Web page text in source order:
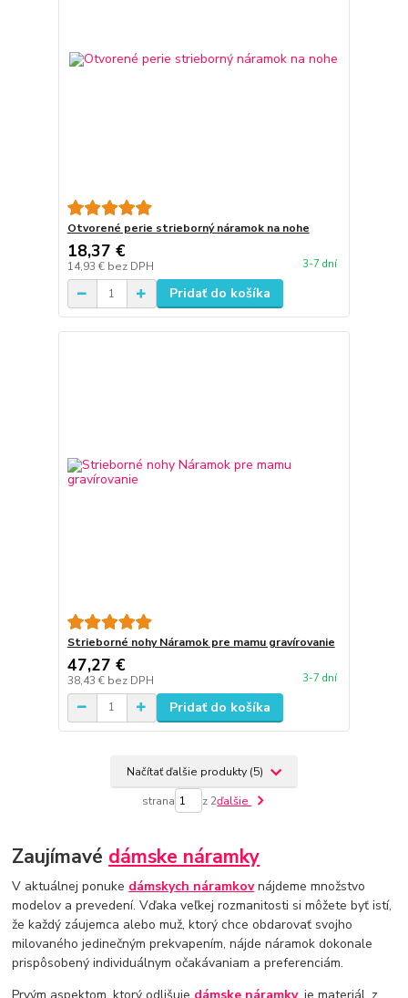
Otvorené perie strieborný náramok na nohe
18,37 €
14,93 € bez DPH 3-7 dní
Pridať do košíka
Strieborné nohy Náramok pre mamu gravírovanie
47,27 €
38,43 € bez DPH 3-7 dní
Pridať do košíka
Načítať ďalšie produkty (5)
strana z 2ďalšie
Zaujímavé dámske náramky
V aktuálnej ponuke dámskych náramkovnájdeme množstvo
modelov a prevedení. Vďaka veľkej rozmanitosti si môžete byť istí,
že každý záujemca alebo muž, ktorý chce obdarovať svojho
milovaného jedinečným prekvapením, nájde náramok dokonale
prispôsobený individuálnym očakávaniam a preferenciám.